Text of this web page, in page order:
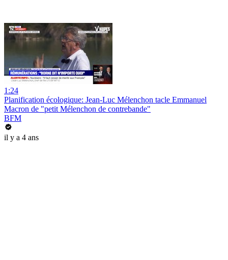
1:24
Planification écologique: Jean-Luc Mélenchon tacle Emmanuel
Macron de "petit Mélenchon de contrebande"
BFM
il y a 4 ans